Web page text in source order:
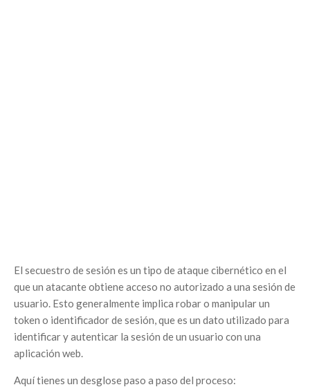
El secuestro de sesión es un tipo de ataque cibernético en el
que un atacante obtiene acceso no autorizado a una sesión de
usuario. Esto generalmente implica robar o manipular un
token o identificador de sesión, que es un dato utilizado para
identificar y autenticar la sesión de un usuario con una
aplicación web.
Aquí tienes un desglose paso a paso del proceso: